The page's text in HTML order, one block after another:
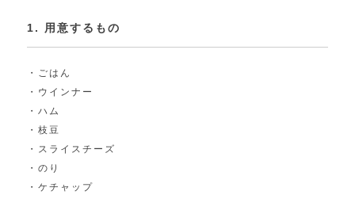
1. 用意するもの
・ごはん
・ウインナー
・ハム
・枝豆
・スライスチーズ
・のり
・ケチャップ